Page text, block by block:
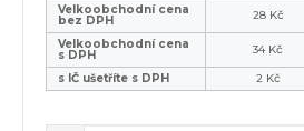
Velkoobchodní cena
bez DPH 28 Kč
Velkoobchodní cena
s DPH 34 Kč
s IČ ušetříte s DPH
2 Kč